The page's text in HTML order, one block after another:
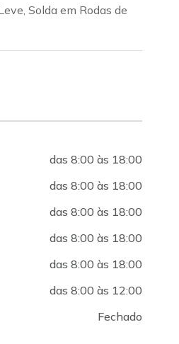
Solda em Rodas de
das 8:00 às 18:00
das 8:00 às 18:00
das 8:00 às 18:00
das 8:00 às 18:00
das 8:00 às 18:00
das 8:00 às 12:00
Fechado